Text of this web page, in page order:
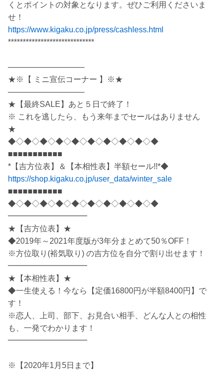
くとポイントの対象となります。ぜひご利用くださいま
せ！
https://www.kigaku.co.jp/press/cashless.html
*****************************
──────────────
★※【 ミニ宣伝コーナー 】※★
──────────────
★【最終SALE】あと５日で終了！
※ これを逃したら、もう来年までセールはありません
★
◆◇◆◇◆◇◆◇◆◇◆◇◆◇◆◇◆◇◆
■■■■■■■■■■■
*【吉方位表】＆【本相性表】半額セール!!*◆
https://shop.kigaku.co.jp/user_data/winter_sale
■■■■■■■■■■■
◆◇◆◇◆◇◆◇◆◇◆◇◆◇◆◇◆◇◆
━━━━━━━━━━
★【吉方位表】★
◆2019年～2021年度版が3年分まとめて50％OFF！
※方位取り(裕気取り) の吉方位を自分で割り出せます！
━━━━━━━━━━
★【本相性表】★
◆一生使える！今なら【定価16800円が半額8400円】で
す！
※恋人、上司、部下、お見合い相手、どんな人との相性
も、一発でわかります！
━━━━━━━━━━
※【2020年1月5日まで】